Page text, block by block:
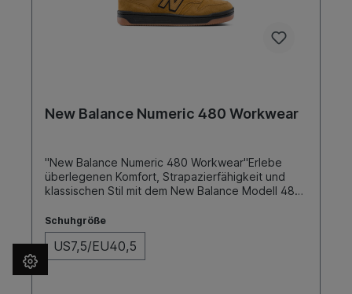
New Balance Numeric 480 Workwear
"New Balance Numeric 480 Workwear"Erlebe
überlegenen Komfort, Strapazierfähigkeit und
klassischen Stil mit dem New Balance Modell 480
Leistung als auch auf Design Wert legen, bietet
dieser Schuh die perfekte Kombination aus
fortschrittlicher Technologie und zeitlosem
Look.SohleFarbeToe CapCupWorkwearNein
Schuhgröße
US7,5/EU40,5